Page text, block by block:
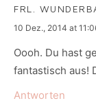
FRL.
says:
10 Dez., 2014 at
Oooh. Du hast
fantastisch aus!
Antworten